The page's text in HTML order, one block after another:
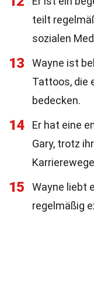
teilt
sozialen
13
Wayne ist
Tattoos, die
bedecken.
14
Er hat eine
Gary, trotz
15
Wayne liebt
regelmäßig